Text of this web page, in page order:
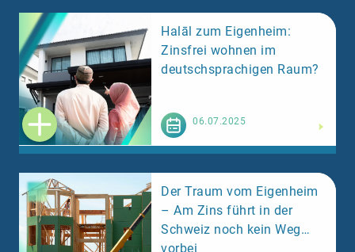
Halāl zum Eigenheim:
Zinsfrei wohnen im
deutschsprachigen Raum?
06.07.2025
Der Traum vom Eigenheim
– Am Zins führt in der
Schweiz noch kein Weg
vorbei